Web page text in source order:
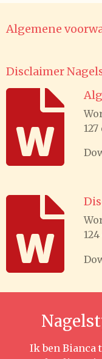
Algemene
Disclaimer
Ik ben Bianca